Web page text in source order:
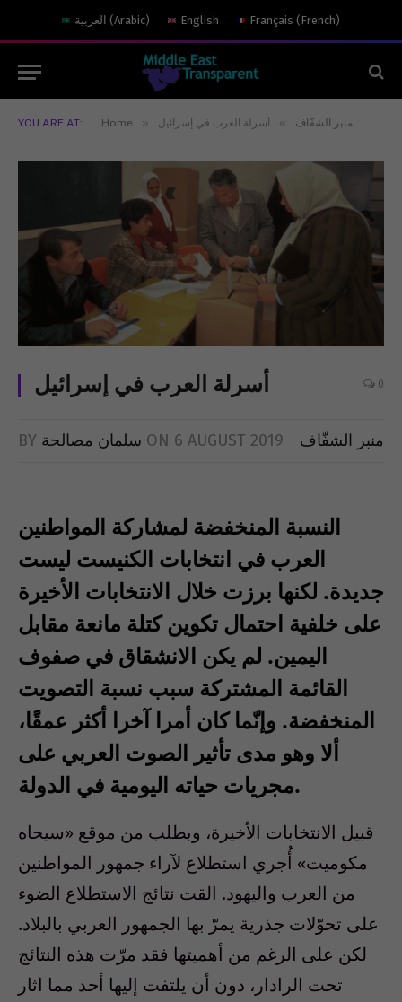
العربية (Arabic) English Français (French)
YOU ARE AT: Home » منبر الشفّاف » أسرلة العرب في إسرائيل
أسرلة العرب في إسرائيل 0
BY سلمان مصالحة ON 6 AUGUST 2019 منبر الشفّاف
النسبة المنخفضة لمشاركة المواطنين
العرب في انتخابات الكنيست ليست
جديدة. لكنها برزت خلال الانتخابات الأخيرة
على خلفية احتمال تكوين كتلة مانعة مقابل
اليمين. لم يكن الانشقاق في صفوف
القائمة المشتركة سبب نسبة التصويت
المنخفضة. وإنّما كان أمرا آخرا أكثر عمقًا،
ألا وهو مدى تأثير الصوت العربي على
مجريات حياته اليومية في الدولة.
قبيل الانتخابات الأخيرة، وبطلب من موقع «سيحاه
مكوميت» أُجري استطلاع لآراء جمهور المواطنين
من العرب واليهود. القت نتائج الاستطلاع الضوء
على تحوّلات جذرية يمرّ بها الجمهور العربي بالبلاد.
لكن على الرغم من أهميتها فقد مرّت هذه النتائج
تحت الرادار، دون أن يلتفت إليها أحد مما اثار